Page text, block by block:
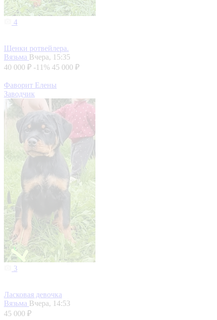
4
Щенки ротвейлера.
Вязьма Вчера, 15:35
40 000 ₽ -11% 45 000 ₽
Фаворит Елены
Заводчик
3
Ласковая девочка
Вязьма Вчера, 14:53
45 000 ₽